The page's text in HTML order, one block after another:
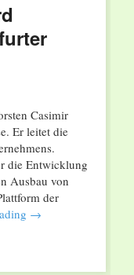
Casimir
Er leitet die
die Entwicklung
Ausbau von
der
→